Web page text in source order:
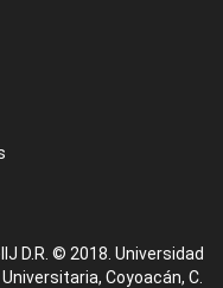
D.R. © 2018. Universidad
Coyoacán, C.